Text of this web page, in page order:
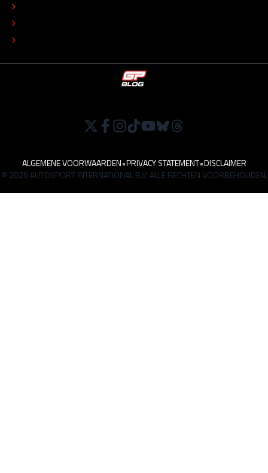
ALGEMENE VOORWAARDEN•PRIVACY STATEMENT•DISCLAIMER
© 2026 AUTOSPORT INTERNATIONAL B.V. ALLE RECHTEN VOORBEHOUDEN.